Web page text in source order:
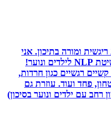
ומורה בתיכון. אני
מתמחה בטיפול רגשי בשיטת NLP לילדים ונוער!
רגשיים כגון חרדות,
פחד ועוד. עוזרת גם
עם ילדים ונוער בסיכון)